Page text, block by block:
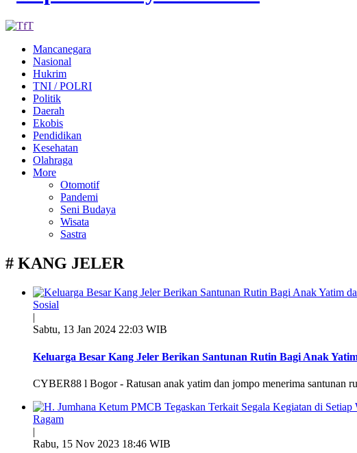
Mancanegara
Nasional
Hukrim
TNI / POLRI
Politik
Daerah
Ekobis
Pendidikan
Kesehatan
Olahraga
More
Otomotif
Pandemi
Seni Budaya
Wisata
Sastra
# KANG JELER
Sosial
|
Sabtu, 13 Jan 2024 22:03 WIB
Keluarga Besar Kang Jeler Berikan Santunan Rutin Bagi Anak
CYBER88 l Bogor - Ratusan anak yatim dan jompo menerima santunan
Ragam
|
Rabu, 15 Nov 2023 18:46 WIB